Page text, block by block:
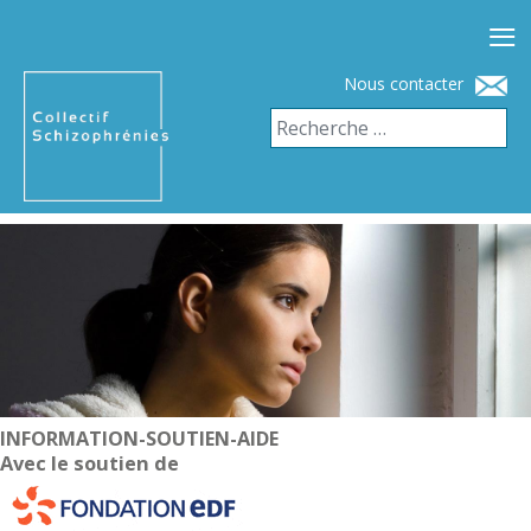
Nous contacter
INFORMATION-SOUTIEN-AIDE
Avec le soutien de
≡